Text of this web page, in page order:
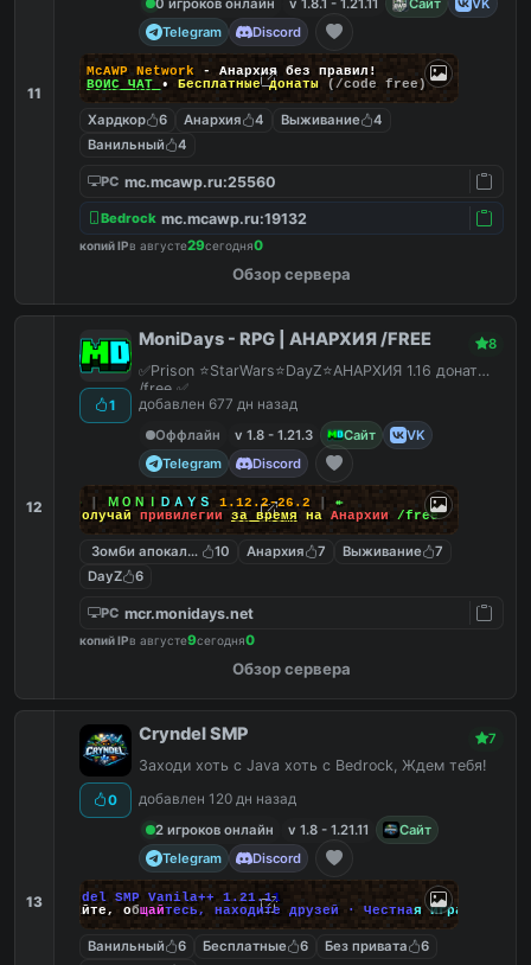
11
Telegram
Discord
McAWP Network
- Анархия без правил!
ВОЙС ЧАТ
• Бесплатные донаты (/code free)
Хардкор 6 Анархия 4 Выживание
4
Ванильный
4
PC mc.mcawp.ru:25560
Bedrock mc.mcawp.ru:19132
копий IPв августе29сегодня0
Обзор сервера
12
1
MoniDays - RPG | АНАРХИЯ /FREE 8
✅Prison ⭐StarWars⭐DayZ⭐АНАРХИЯ 1.16 донат
/free ✅
добавлен 677 дн назад
Оффлайн
v 1.8 - 1.21.3 Сайт
VK
Telegram
Discord
↠ ＭＯＮＩ ＤＡＹＳ 1.12.2-26.2
↞
Получай привилегии за время на Анархии /free
Зомби апокалипсис
10 Анархия 7 Выживание
7
DayZ
6
PC mcr.monidays.net
копий IPв августе9сегодня0
Обзор сервера
13
0
Cryndel SMP 7
Заходи хоть с Java хоть с Bedrock, Ждем тебя!
добавлен 120 дн назад
2 игроков онлайн
v 1.8 - 1.21.11
Сайт
Telegram
Discord
del SMP Vanila++ 1. 21.11
айте, общайтесь, находите друзей · Честная игра
Ванильный 6 Бесплатные 6 Без привата
6